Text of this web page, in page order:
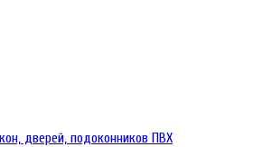
дверей, подоконников ПВХ